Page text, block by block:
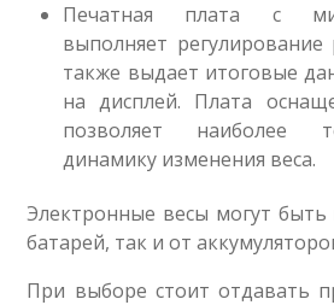
Печатная плата с
выполняет
также выдает итоговые
на дисплей. Плата
позволяет наиболее
динамику изменения веса.
Электронные весы могут
батарей, так и от
При выборе стоит отдавать